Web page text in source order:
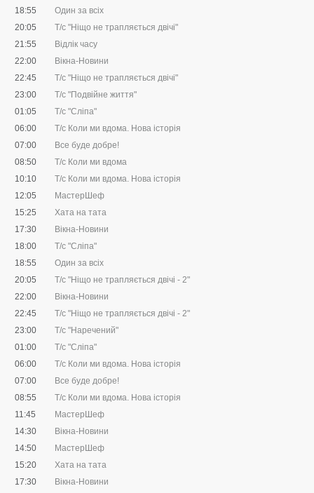
18:55
Один за всіх
20:05
Т/с "Ніщо не трапляється двічі"
21:55
Відлік часу
22:00
Вiкна-Новини
22:45
Т/с "Ніщо не трапляється двічі"
23:00
Т/с "Подвійне життя"
01:05
Т/с "Сліпа"
06:00
Т/с Коли ми вдома. Нова історія
07:00
Все буде добре!
08:50
Т/с Коли ми вдома
10:10
Т/с Коли ми вдома. Нова історія
12:05
МастерШеф
15:25
Хата на тата
17:30
Вікна-Новини
18:00
Т/с "Сліпа"
18:55
Один за всіх
20:05
Т/с "Ніщо не трапляється двічі - 2"
22:00
Вікна-Новини
22:45
Т/с "Ніщо не трапляється двічі - 2"
23:00
Т/с "Наречений"
01:00
Т/с "Сліпа"
06:00
Т/с Коли ми вдома. Нова історія
07:00
Все буде добре!
08:55
Т/с Коли ми вдома. Нова історія
11:45
МастерШеф
14:30
Вікна-Новини
14:50
МастерШеф
15:20
Хата на тата
17:30
Вікна-Новини